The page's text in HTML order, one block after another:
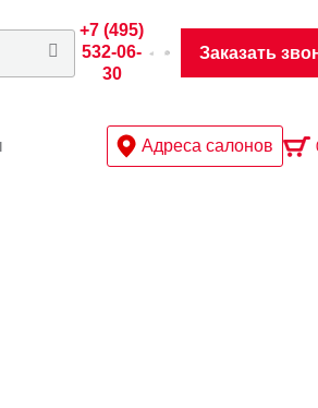
+7 (495)
532-06-
30
Заказать
Адреса салонов